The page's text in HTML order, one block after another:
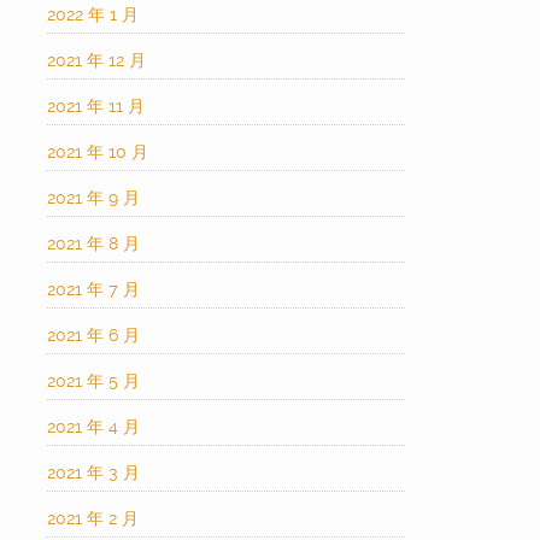
2022 年 1 月
2021 年 12 月
2021 年 11 月
2021 年 10 月
2021 年 9 月
2021 年 8 月
2021 年 7 月
2021 年 6 月
2021 年 5 月
2021 年 4 月
2021 年 3 月
2021 年 2 月